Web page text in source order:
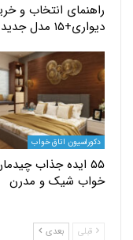
انتخاب و خرید کاغذ
اتاق خواب
ایده جذاب چیدمان اتاق
شیک و مدرن
بعدی